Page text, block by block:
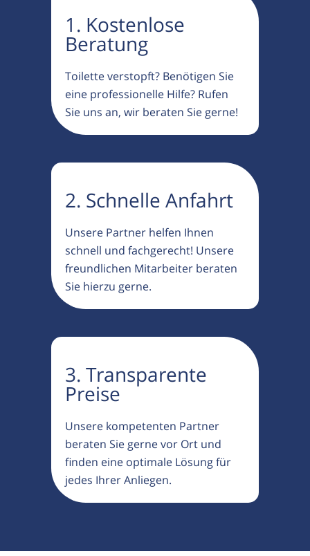
1. Kostenlose
Beratung
Toilette verstopft? Benötigen Sie
eine professionelle Hilfe? Rufen
Sie uns an, wir beraten Sie gerne!
2. Schnelle Anfahrt
Unsere Partner helfen Ihnen
schnell und fachgerecht! Unsere
freundlichen Mitarbeiter beraten
Sie hierzu gerne.
3. Transparente
Preise
Unsere kompetenten Partner
beraten Sie gerne vor Ort und
finden eine optimale Lösung für
jedes Ihrer Anliegen.